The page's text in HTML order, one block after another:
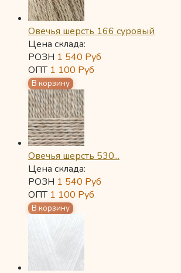
Овечья шерсть 166 суровый
Цена склада:
РОЗН 1 540 Руб
ОПТ 1 100 Руб
Овечья шерсть 530...
Цена склада:
РОЗН 1 540 Руб
ОПТ 1 100 Руб